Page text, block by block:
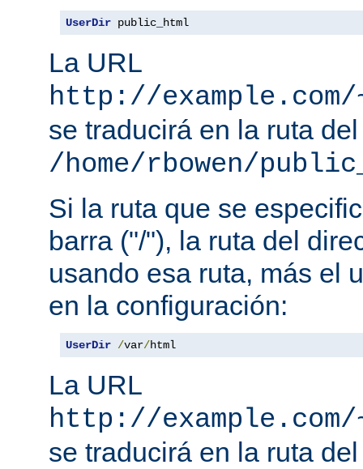
UserDir public_html
La URL
http://
se traducirá en la ruta
/home/rbowen/
Si la ruta que se
barra ("/"), la ruta del
usando esa ruta, más el
en la configuración:
UserDir /var/html
La URL
http://
se traducirá en la ruta